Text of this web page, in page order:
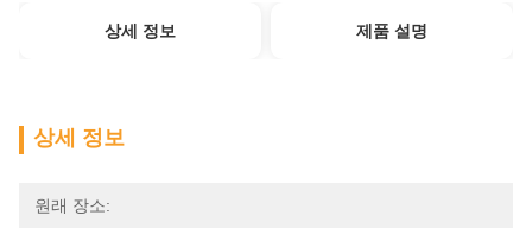
상세 정보 제품 설명
상세 정보
원래 장소: